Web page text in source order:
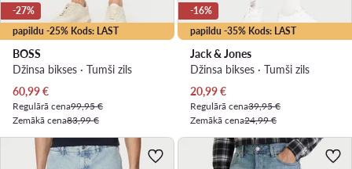
papildu -25% Kods: LAST
-27%
BOSS
Džinsa bikses · Tumši zils
Pašreizējā cena
60,99€
Regulārā cena99,95 €
Zemākā cena83,99 €
papildu -35% Kods: LAST
-16%
Jack & Jones
Džinsa bikses · Tumši zils
Pašreizējā cena
20,99€
Regulārā cena39,95 €
Zemākā cena24,99 €